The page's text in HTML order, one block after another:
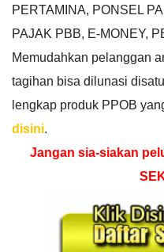
PERTAMINA, PONSEL
PAJAK PBB, E-MONEY,
Memudahkan pelanggan
tagihan bisa dilunasi
lengkap produk PPOB
disini.
Jangan sia-siakan